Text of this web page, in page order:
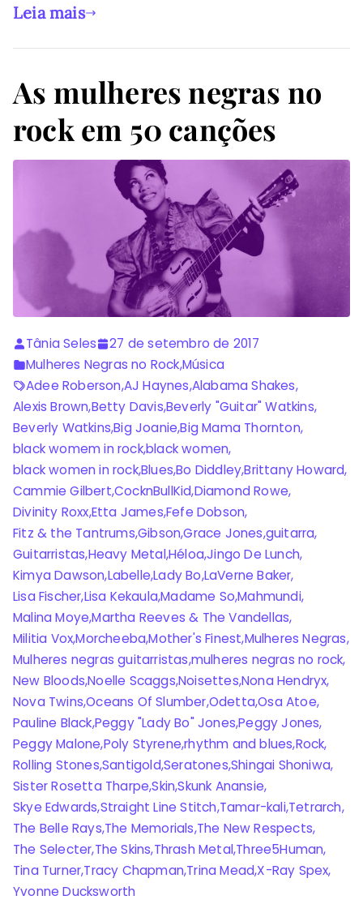
Leia mais
As mulheres negras no
rock em 50 canções
Tânia Seles
27 de setembro de 2017
Mulheres Negras no Rock,Música
Adee Roberson,AJ Haynes,Alabama Shakes,
Alexis Brown,Betty Davis,Beverly "Guitar" Watkins,
Beverly Watkins,Big Joanie,Big Mama Thornton,
black womem in rock,black women,
black women in rock,Blues,Bo Diddley,Brittany Howard,
Cammie Gilbert,CocknBullKid,Diamond Rowe,
Divinity Roxx,Etta James,Fefe Dobson,
Fitz & the Tantrums,Gibson,Grace Jones,guitarra,
Guitarristas,Heavy Metal,Héloa,Jingo De Lunch,
Kimya Dawson,Labelle,Lady Bo,LaVerne Baker,
Lisa Fischer,Lisa Kekaula,Madame So,Mahmundi,
Malina Moye,Martha Reeves & The Vandellas,
Militia Vox,Morcheeba,Mother's Finest,Mulheres Negras,
Mulheres negras guitarristas,mulheres negras no rock,
New Bloods,Noelle Scaggs,Noisettes,Nona Hendryx,
Nova Twins,Oceans Of Slumber,Odetta,Osa Atoe,
Pauline Black,Peggy "Lady Bo" Jones,Peggy Jones,
Peggy Malone,Poly Styrene,rhythm and blues,Rock,
Rolling Stones,Santigold,Seratones,Shingai Shoniwa,
Sister Rosetta Tharpe,Skin,Skunk Anansie,
Skye Edwards,Straight Line Stitch,Tamar-kali,Tetrarch,
The Belle Rays,The Memorials,The New Respects,
The Selecter,The Skins,Thrash Metal,Three5Human,
Tina Turner,Tracy Chapman,Trina Mead,X-Ray Spex,
Yvonne Ducksworth